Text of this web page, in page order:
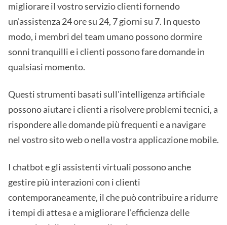
migliorare il vostro servizio clienti fornendo
un'assistenza 24 ore su 24, 7 giorni su 7. In questo
modo, i membri del team umano possono dormire
sonni tranquilli e i clienti possono fare domande in
qualsiasi momento.
Questi strumenti basati sull'intelligenza artificiale
possono aiutare i clienti a risolvere problemi tecnici, a
rispondere alle domande più frequenti e a navigare
nel vostro sito web o nella vostra applicazione mobile.
I chatbot e gli assistenti virtuali possono anche
gestire più interazioni con i clienti
contemporaneamente, il che può contribuire a ridurre
i tempi di attesa e a migliorare l'efficienza delle